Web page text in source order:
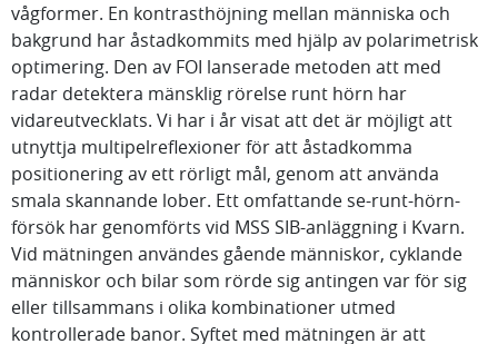
vågformer. En kontrasthöjning mellan människa och
bakgrund har åstadkommits med hjälp av polarimetrisk
optimering. Den av FOI lanserade metoden att med
radar detektera mänsklig rörelse runt hörn har
vidareutvecklats. Vi har i år visat att det är möjligt att
utnyttja multipelreflexioner för att åstadkomma
positionering av ett rörligt mål, genom att använda
smala skannande lober. Ett omfattande se-runt-hörn-
försök har genomförts vid MSS SIB-anläggning i Kvarn.
Vid mätningen användes gående människor, cyklande
människor och bilar som rörde sig antingen var för sig
eller tillsammans i olika kombinationer utmed
kontrollerade banor. Syftet med mätningen är att